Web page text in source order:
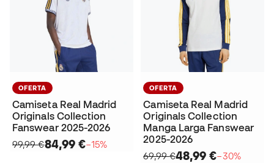
OFERTA
Camiseta Real Madrid
Originals Collection
Fanswear 2025-2026
99,99 €84,99 €−15%
OFERTA
Camiseta Real Madrid
Originals Collection
Manga Larga Fanswear
2025-2026
69,99 €48,99 €−30%